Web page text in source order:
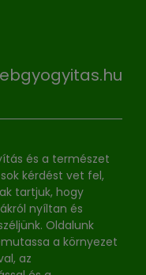
és a természet
kérdést vet fel,
tartjuk, hogy
nyíltan és
Oldalunk
a környezet
az